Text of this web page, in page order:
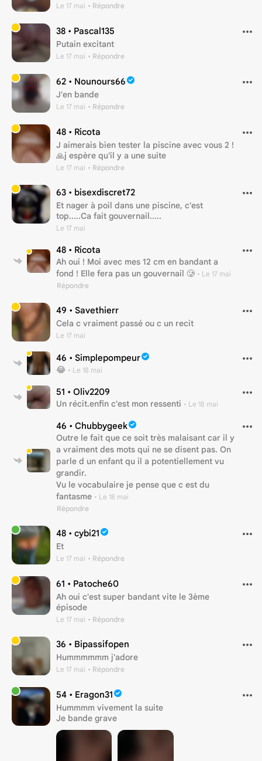
Le 17 mai • Répondre
38 • Pascal135
Putain excitant
Le 17 mai • Répondre
62 • Nounours66
J'en bande
Le 17 mai • Répondre
48 • Ricota
J aimerais bien tester la piscine avec vous 2 !
🙏j espère qu'il y a une suite
Le 17 mai • Répondre
63 • bisexdiscret72
Et nager à poil dans une piscine, c'est
top.....Ca fait gouvernail.....
Le 17 mai
48 • Ricota
Ah oui ! Moi avec mes 12 cm en bandant a
fond ! Elle fera pas un gouvernail 🥲 • Le 17 mai
Répondre
49 • Savethierr
Cela c vraiment passé ou c un recit
Le 17 mai
46 • Simplepompeur
😂 • Le 18 mai
51 • Oliv2209
Un récit.enfin c'est mon ressenti • Le 18 mai
46 • Chubbygeek
Outre le fait que ce soit très malaisant car il y
a vraiment des mots qui ne se disent pas. On
parle d un enfant qu il a potentiellement vu
grandir.
Vu le vocabulaire je pense que c est du
fantasme • Le 18 mai
Répondre
48 • cybi21
Et
Le 17 mai • Répondre
61 • Patoche60
Ah oui c'est super bandant vite le 3ème
épisode
Le 17 mai • Répondre
36 • Bipassifopen
Hummmmmm j'adore
Le 17 mai • Répondre
54 • Eragon31
Hummmm vivement la suite
Je bande grave